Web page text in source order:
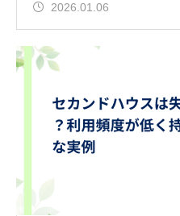
2026.01.06